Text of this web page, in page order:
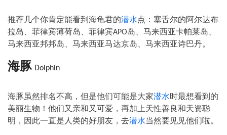
推荐几个你肯定能看到海龟君的潜水点：塞舌尔的阿尔达布
拉岛、菲律宾薄荷岛、菲律宾APO岛、马来西亚卡帕莱岛、
马来西亚邦邦岛、马来西亚马达京岛、马来西亚诗巴丹。
海豚 Dolphin
海豚虽然排名不高，但是他们可能是大家潜水时最想看到的
美丽生物！他们又亲和又可爱，再加上天性善良和天资聪
明，因此一直是人类的好朋友，去潜水当然要见见他们啦。